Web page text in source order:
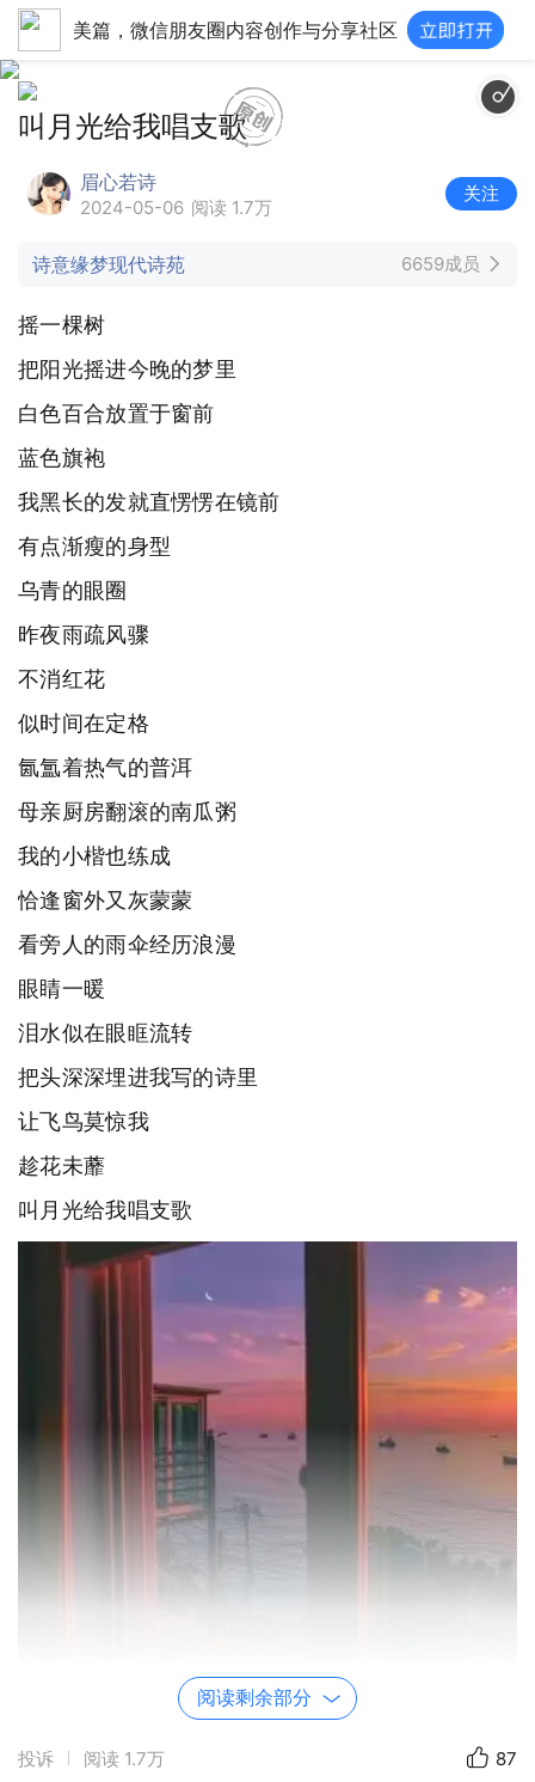
美篇，微信朋友圈内容创作与分享社区
叫月光给我唱支歌
眉心若诗
2024-05-06 阅读 1.7万
关注
诗意缘梦现代诗苑 6659成员
摇一棵树
把阳光摇进今晚的梦里
白色百合放置于窗前
蓝色旗袍
我黑长的发就直愣愣在镜前
有点渐瘦的身型
乌青的眼圈
昨夜雨疏风骤
不消红花
似时间在定格
氤氲着热气的普洱
母亲厨房翻滚的南瓜粥
我的小楷也练成
恰逢窗外又灰蒙蒙
看旁人的雨伞经历浪漫
眼睛一暖
泪水似在眼眶流转
把头深深埋进我写的诗里
让飞鸟莫惊我
趁花未蘼
叫月光给我唱支歌
更新于 2024-05-06
阅读剩余部分
投诉 阅读 1.7万 87